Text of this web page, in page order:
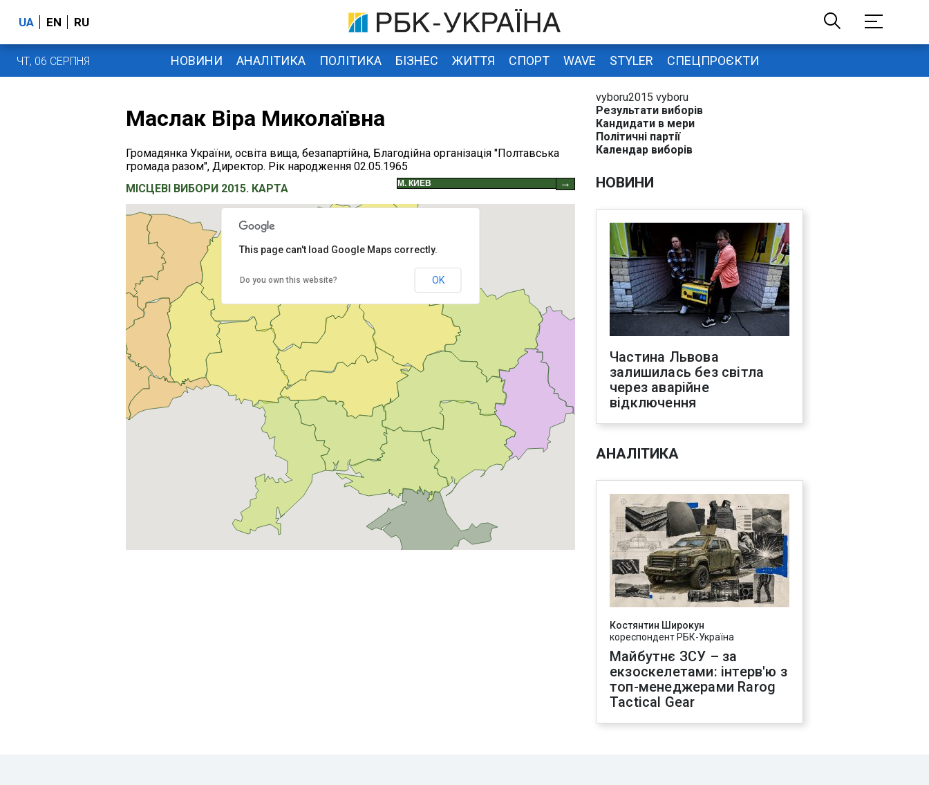
UA EN RU
ЧТ, 06 СЕРПНЯ НОВИНИ АНАЛІТИКА ПОЛІТИКА БІЗНЕС ЖИТТЯ СПОРТ WAVE STYLER СПЕЦПРОЄКТИ
Маслак Віра Миколаївна
Громадянка України, освіта вища, безапартійна, Благодійна організація "Полтавська
громада разом", Директор. Рік народження 02.05.1965
МІСЦЕВІ ВИБОРИ 2015. КАРТА
→
This page can't load Google Maps correctly.
Do you own this website? OK
vyboru2015 vyboru
Результати виборів
Кандидати в мери
Політичні партії
Календар виборів
НОВИНИ
Частина Львова
залишилась без світла
через аварійне
відключення
АНАЛІТИКА
Костянтин Широкун
кореспондент РБК-Україна
Майбутнє ЗСУ – за
екзоскелетами: інтерв'ю з
топ-менеджерами Rarog
Tactical Gear